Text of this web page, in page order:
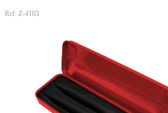
Ref: Z-4103